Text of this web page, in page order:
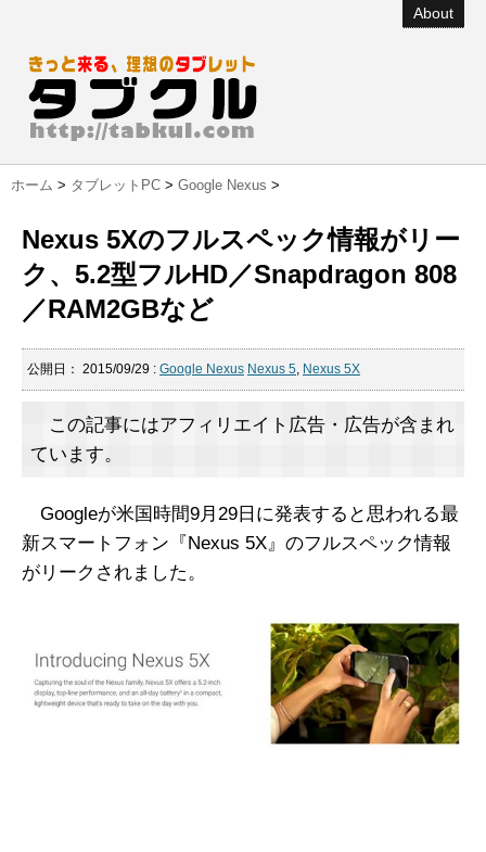
About
ホーム > タブレットPC > Google Nexus >
Nexus 5Xのフルスペック情報がリー
ク、5.2型フルHD／Snapdragon 808
／RAM2GBなど
公開日： 2015/09/29 : Google Nexus Nexus 5, Nexus 5X
この記事にはアフィリエイト広告・広告が含まれ
ています。
Googleが米国時間9月29日に発表すると思われる最
新スマートフォン『Nexus 5X』のフルスペック情報
がリークされました。